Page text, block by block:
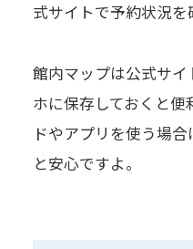
式サイトで予約状況を
館内マップは公式サ
ホに保存しておくと便
ドやアプリを使う場
と安心ですよ。